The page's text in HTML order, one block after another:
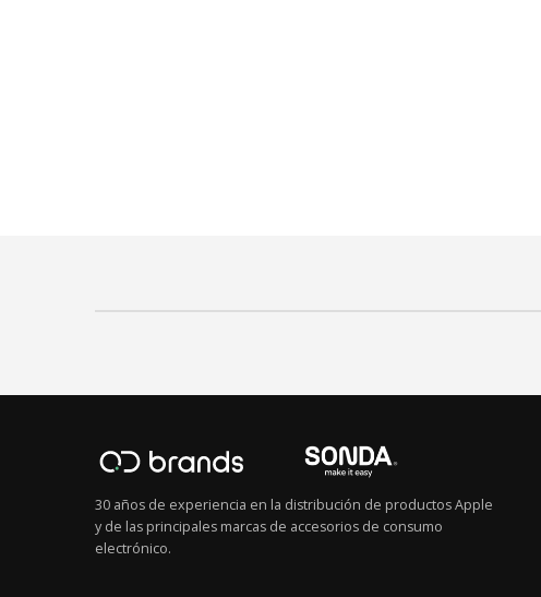
30 años de experiencia en la distribución de productos Apple
y de las principales marcas de accesorios de consumo
electrónico.